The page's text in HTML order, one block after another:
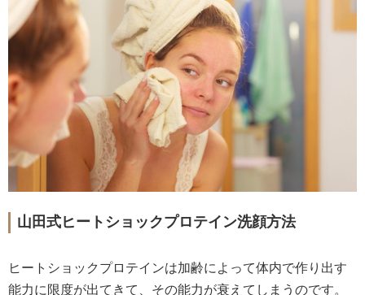
山田式ヒートショックプロテイン洗顔方法
ヒートショックプロテインは加齢によって体内で作り出す
能力に限度が出てきて、その能力が衰えてしまうのです。